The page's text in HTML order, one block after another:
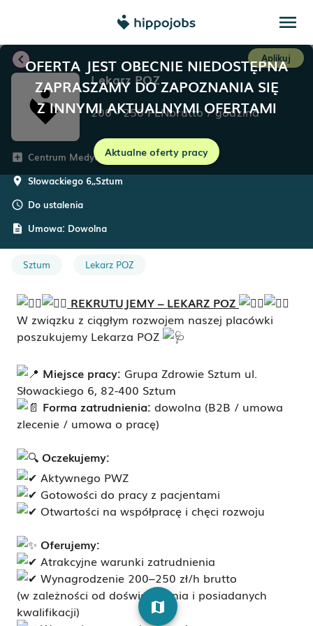
menu
OFERTA JEST OBECNIE NIEDOSTĘPNA
ZAPRASZAMY DO ZAPOZNANIA SIĘ
Z INNYMI AKTUALNYMI OFERTAMI
Aktualne oferty pracy
chevron_left Aplikuj
Lekarz POZ
200-250PLNbrutto/godzina
add_box Centrum Medyczne Grupa Zdrowie
room Słowackiego 6,,Sztum
schedule Do ustalenia
description Umowa: Dowolna
Sztum Lekarz POZ
REKRUTUJEMY – LEKARZ POZ
W związku z ciągłym rozwojem naszej placówki
poszukujemy Lekarza POZ
Miejsce pracy: Grupa Zdrowie Sztum ul.
Słowackiego 6, 82-400 Sztum
Forma zatrudnienia: dowolna (B2B / umowa
zlecenie / umowa o pracę)
Oczekujemy:
Aktywnego PWZ
Gotowości do pracy z pacjentami
Otwartości na współpracę i chęci rozwoju
Oferujemy:
Atrakcyjne warunki zatrudnienia
Wynagrodzenie 200–250 zł/h brutto
(w zależności od doświadczenia i posiadanych
kwalifikacji)
map